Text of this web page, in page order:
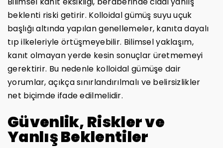
beklenti riski getirir. Kolloidal gümüş suyu uçuk
başlığı altında yapılan genellemeler, kanıta dayalı
tıp ilkeleriyle örtüşmeyebilir. Bilimsel yaklaşım,
kanıt olmayan yerde kesin sonuçlar üretmemeyi
gerektirir. Bu nedenle kolloidal gümüşe dair
yorumlar, açıkça sınırlandırılmalı ve belirsizlikler
net biçimde ifade edilmelidir.
Güvenlik, Riskler ve
Yanlış Beklentiler